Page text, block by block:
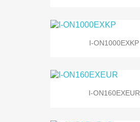
I-ON1000EXKP
I-ON160EXEUR